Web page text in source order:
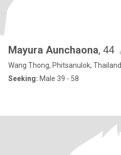
Mayura Aunchaona, 44
Wang Thong, Phitsanulok, Thailand
Seeking: Male 39 - 58